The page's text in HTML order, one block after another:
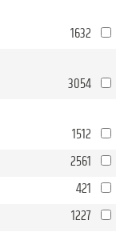
1632
3054
1512
2561
421
1227